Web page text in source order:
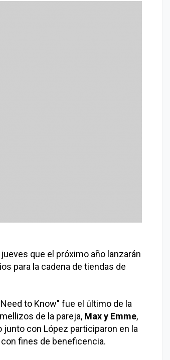
que el próximo año lanzarán
para la cadena de tiendas de
to Know" fue el último de la
de la pareja, Max y Emme,
con López participaron en la
fines de beneficencia.